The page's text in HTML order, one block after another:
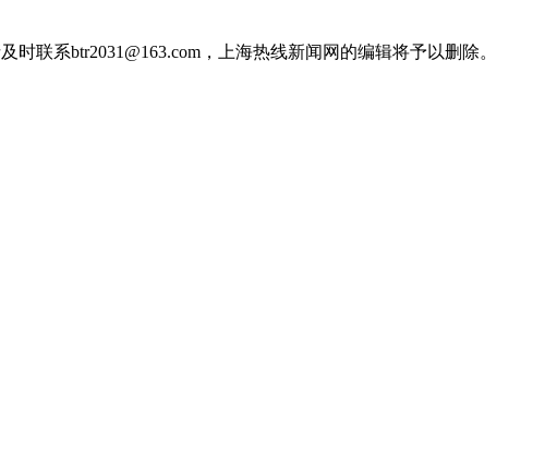
联系btr2031@163.com，上海热线新闻网的编辑将予以删除。